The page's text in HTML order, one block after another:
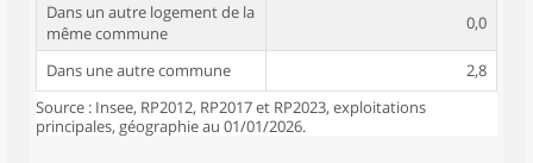
Dans un autre logement de la
même commune
0,0
Dans une autre commune
2,8
Source : Insee, RP2012, RP2017 et RP2023, exploitations
principales, géographie au 01/01/2026.